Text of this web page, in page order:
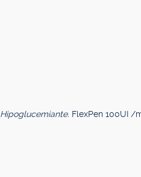
Hipoglucemiante. FlexPen 100UI /